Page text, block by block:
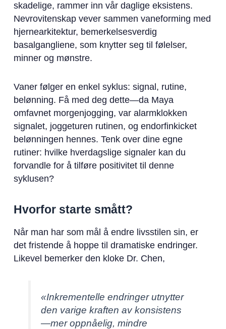
skadelige, rammer inn vår daglige eksistens.
Nevrovitenskap vever sammen vaneforming med
hjernearkitektur, bemerkelsesverdig
basalgangliene, som knytter seg til følelser,
minner og mønstre.
Vaner følger en enkel syklus: signal, rutine,
belønning. Få med deg dette—da Maya
omfavnet morgenjogging, var alarmklokken
signalet, joggeturen rutinen, og endorfinkicket
belønningen hennes. Tenk over dine egne
rutiner: hvilke hverdagslige signaler kan du
forvandle for å tilføre positivitet til denne
syklusen?
Hvorfor starte smått?
Når man har som mål å endre livsstilen sin, er
det fristende å hoppe til dramatiske endringer.
Likevel bemerker den kloke Dr. Chen,
«Inkrementelle endringer utnytter
den varige kraften av konsistens
—mer oppnåelig, mindre